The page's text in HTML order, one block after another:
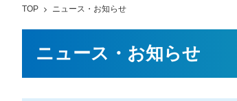
TOP ニュース・お知らせ
ニュース・お知らせ